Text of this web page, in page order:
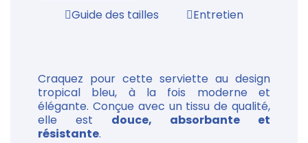
Guide des tailles
Entretien
Craquez pour cette serviette au design
tropical bleu, à la fois moderne et
élégante. Conçue avec un tissu de qualité,
elle est douce, absorbante et
résistante.